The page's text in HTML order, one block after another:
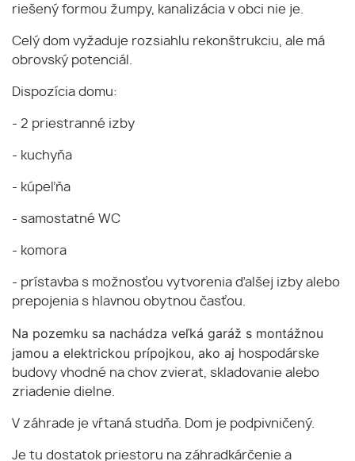
riešený formou žumpy, kanalizácia v obci nie je.
Celý dom vyžaduje rozsiahlu rekonštrukciu, ale má
obrovský potenciál.
Dispozícia domu:
- 2 priestranné izby
- kuchyňa
- kúpeľňa
- samostatné WC
- komora
- prístavba s možnosťou vytvorenia ďalšej izby alebo
prepojenia s hlavnou obytnou časťou.
Na pozemku sa nachádza veľká garáž s montážnou
jamou a elektrickou prípojkou, ako aj hospodárske
budovy vhodné na chov zvierat, skladovanie alebo
zriadenie dielne.
V záhrade je vŕtaná studňa. Dom je podpivničený.
Je tu dostatok priestoru na záhradkárčenie a